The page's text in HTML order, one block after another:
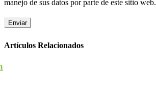
manejo de sus datos por parte de este sitio web.
Artículos Relacionados